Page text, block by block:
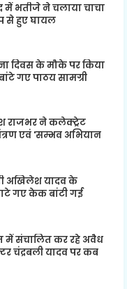
में भतीजे ने चलाया चाचा
से हुए घायल
दिवस के मौके पर किया
गए पाठय सामग्री
राजभर ने कलेक्ट्रेट
एवं 'सम्भव अभियान
अखिलेश यादव के
गए केक बांटी गई
में संचालित कर रहे अवैध
चंद्रबली यादव पर कब